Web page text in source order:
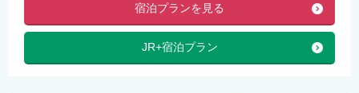
宿泊プランを見る
JR+宿泊プラン